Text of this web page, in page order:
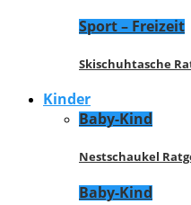
Sport – Freizeit
Skischuhtasche
Kinder
Baby-Kind
Nestschaukel
Baby-Kind